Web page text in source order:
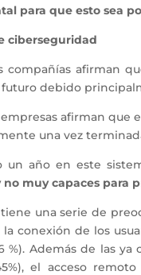
para que esto sea
ciberseguridad
compañías afirman
debido
empresas afirman
una vez
un año en este
muy capaces para
una serie de
la conexión de los
%). Además de las
el acceso